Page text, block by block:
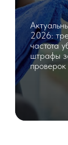
2026:
частота
штрафы